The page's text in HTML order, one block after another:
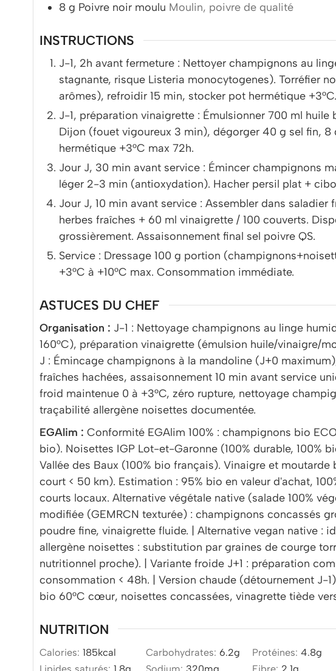
8 g Poivre noir moulu Moulin, poivre de qualité
INSTRUCTIONS
J-1, 2h avant fermeture : Nettoyer champignons au
stagnante, risque Listeria monocytogenes). Torréfier
arômes), refroidir 15 min, stocker pot hermétique +3°C.
J-1, préparation vinaigrette : Émulsionner 700 ml
Dijon (fouet vigoureux 3 min), dégorger 40 g sel fin,
hermétique +3°C max 72h.
Jour J, 30 min avant service : Émincer champignons
léger 2-3 min (antioxydation). Hacher persil plat +
Jour J, 10 min avant service : Assembler dans
herbes fraîches + 60 ml vinaigrette / 100 couverts.
grossièrement. Assaisonnement final sel poivre QS.
Service : Dressage 100 g portion
+3°C à +10°C max. Consommation immédiate.
ASTUCES DU CHEF
Organisation : J-1 : Nettoyage champignons au linge
160°C), préparation vinaigrette (émulsion huile/vinaigre/
J : Émincage champignons à la mandoline (J+0
fraîches hachées, assaisonnement 10 min avant service
froid maintenue 0 à +3°C, zéro rupture, nettoyage
traçabilité allergène noisettes documentée.
EGAlim : Conformité EGAlim 100% : champignons bio
bio). Noisettes IGP Lot-et-Garonne (100% durable, 100%
Vallée des Baux (100% bio français). Vinaigre et
court < 50 km). Estimation : 95% bio en valeur d'achat,
courts locaux. Alternative végétale native (salade 100%
modifiée (GEMRCN texturée) : champignons concassés
poudre fine, vinaigrette fluide. | Alternative vegan native :
allergène noisettes : substitution par graines de courge
nutritionnel proche). | Variante froide J+1 : préparation
consommation < 48h. | Version chaude (détournement J-
bio 60°C cœur, noisettes concassées, vinagrette tiède
NUTRITION
Calories: 185kcal Carbohydrates: 6.2g Protéines: 4.8g
Lipides saturés: 1.8g Sodium: 320mg Fibre: 2.1g